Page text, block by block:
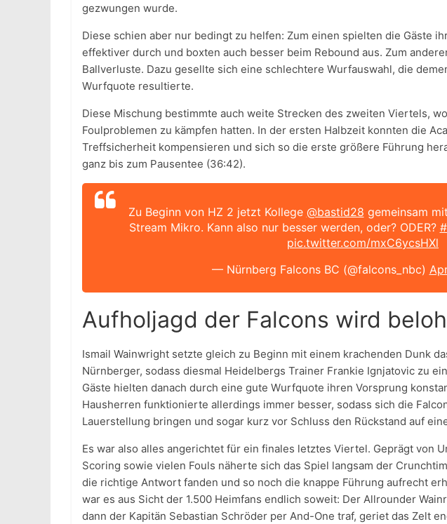
gezwungen wurde.
Diese schien aber nur bedingt zu helfen: Zum einen spielten die Gäste
effektiver durch und boxten auch besser beim Rebound aus. Zum
Ballverluste. Dazu gesellte sich eine schlechtere Wurfauswahl, die
Wurfquote resultierte.
Diese Mischung bestimmte auch weite Strecken des zweiten Viertels,
Foulproblemen zu kämpfen hatten. In der ersten Halbzeit konnten die
Treffsicherheit kompensieren und sich so die erste größere Führung
ganz bis zum Pausentee (36:42).
Zu Beginn von HZ 2 jetzt Kollege @bastid28 gemeinsam mit
Stream Mikro. Kann also nur besser werden, oder? ODER?
pic.twitter.com/mxC6ycsHXl
— Nürnberg Falcons BC (@falcons_nbc)
Aufholjagd der Falcons wird
Ismail Wainwright setzte gleich zu Beginn mit einem krachenden Dunk
Nürnberger, sodass diesmal Heidelbergs Trainer Frankie Ignjatovic zu
Gäste hielten danach durch eine gute Wurfquote ihren Vorsprung
Hausherren funktionierte allerdings immer besser, sodass sich die
Lauerstellung bringen und sogar kurz vor Schluss den Rückstand auf
Es war also alles angerichtet für ein finales letztes Viertel. Geprägt von
Scoring sowie vielen Fouls näherte sich das Spiel langsam der
die richtige Antwort fanden und so noch die knappe Führung aufrecht
war es aus Sicht der 1.500 Heimfans endlich soweit: Der Allrounder
dann der Kapitän Sebastian Schröder per And-One traf, geriet das Zelt